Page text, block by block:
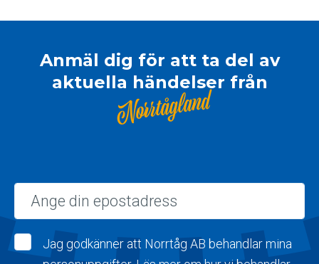
Anmäl dig för att ta del av
aktuella händelser från
Norrtågland
Jag godkänner att Norrtåg AB behandlar mina